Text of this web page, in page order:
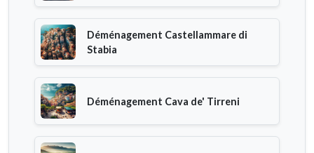
Déménagement Castellammare di
Stabia
Déménagement Cava de' Tirreni